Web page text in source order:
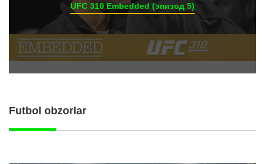
UFC 310 Embedded (эпизод 5)
Futbol obzorlar